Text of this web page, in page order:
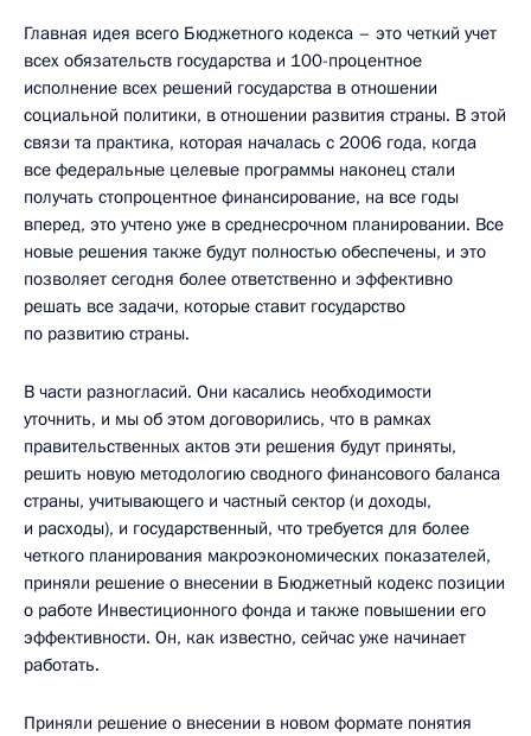
Главная идея всего Бюджетного кодекса – это четкий учет
всех обязательств государства и 100-процентное
исполнение всех решений государства в отношении
социальной политики, в отношении развития страны. В этой
связи та практика, которая началась с 2006 года, когда
все федеральные целевые программы наконец стали
получать стопроцентное финансирование, на все годы
вперед, это учтено уже в среднесрочном планировании. Все
новые решения также будут полностью обеспечены, и это
позволяет сегодня более ответственно и эффективно
решать все задачи, которые ставит государство
по развитию страны.
В части разногласий. Они касались необходимости
уточнить, и мы об этом договорились, что в рамках
правительственных актов эти решения будут приняты,
решить новую методологию сводного финансового баланса
страны, учитывающего и частный сектор (и доходы,
и расходы), и государственный, что требуется для более
четкого планирования макроэкономических показателей,
приняли решение о внесении в Бюджетный кодекс позиции
о работе Инвестиционного фонда и также повышении его
эффективности. Он, как известно, сейчас уже начинает
работать.
Приняли решение о внесении в новом формате понятия